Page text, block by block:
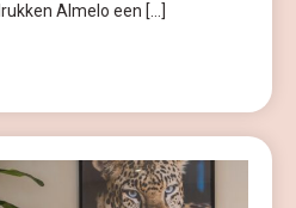
Almelo een […]